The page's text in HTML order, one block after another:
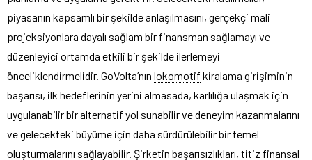
piyasanın kapsamlı bir şekilde anlaşılmasını, gerçekçi mali
projeksiyonlara dayalı sağlam bir finansman sağlamayı ve
düzenleyici ortamda etkili bir şekilde ilerlemeyi
önceliklendirmelidir. GoVolta’nın lokomotif kiralama girişiminin
başarısı, ilk hedeflerinin yerini almasada, karlılığa ulaşmak için
uygulanabilir bir alternatif yol sunabilir ve deneyim kazanmalarını
ve gelecekteki büyüme için daha sürdürülebilir bir temel
oluşturmalarını sağlayabilir. Şirketin başarısızlıkları, titiz finansal